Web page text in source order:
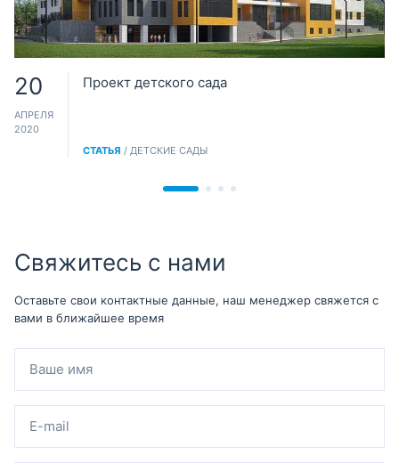
20
АПРЕЛЯ
2020
Проект детского сада
СТАТЬЯ / ДЕТСКИЕ САДЫ
Свяжитесь с нами
Оставьте свои контактные данные, наш менеджер свяжется с
вами в ближайшее время